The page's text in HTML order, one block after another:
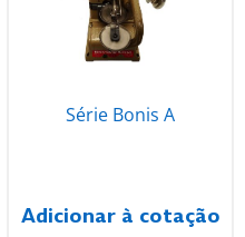
Série Bonis A
Adicionar à cotação